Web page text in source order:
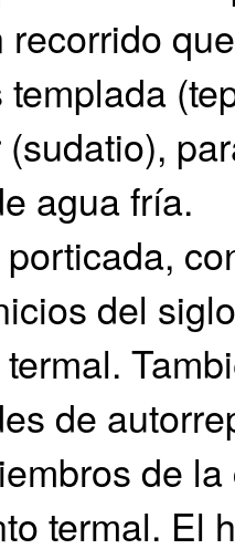
templada
agua fría.
del
de
de
termal. El